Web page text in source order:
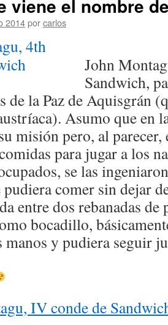
viene el nombre
2014porcarlos
John
Sandwich,
de la Paz de Aquisgrán
Asumo que en
misión pero, al
para jugar a los
se las
comer sin dejar
entre dos rebanadas de
bocadillo,
manos y pudiera seguir
IV conde de